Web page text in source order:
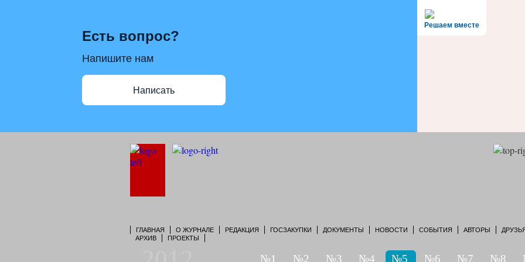
Решаем вместе
Есть вопрос?
Напишите нам
Написать
ГЛАВНАЯ О ЖУРНАЛЕ РЕДАКЦИЯ ГОСЗАКУПКИ ДОКУМЕНТЫ НОВОСТИ СОБЫТИЯ АВТОРЫ
АРХИВ
ПРОЕКТЫ
№1 №2 №3 №4 №5 №6 №7 №8